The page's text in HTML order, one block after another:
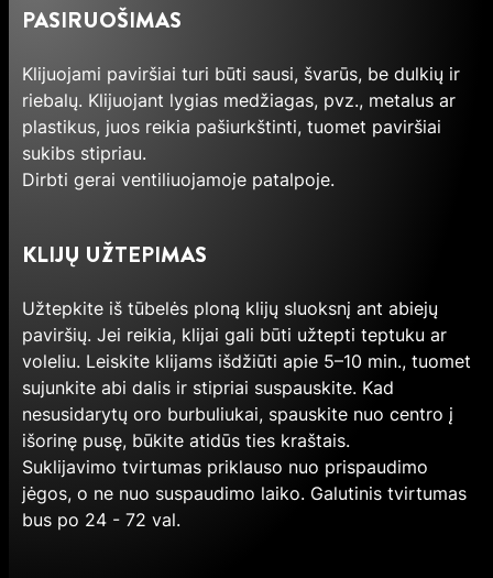
PASIRUOŠIMAS
Klijuojami paviršiai turi būti sausi, švarūs, be dulkių ir
riebalų. Klijuojant lygias medžiagas, pvz., metalus ar
plastikus, juos reikia pašiurkštinti, tuomet paviršiai
sukibs stipriau.
Dirbti gerai ventiliuojamoje patalpoje.
KLIJŲ UŽTEPIMAS
Užtepkite iš tūbelės ploną klijų sluoksnį ant abiejų
paviršių. Jei reikia, klijai gali būti užtepti teptuku ar
voleliu. Leiskite klijams išdžiūti apie 5–10 min., tuomet
sujunkite abi dalis ir stipriai suspauskite. Kad
nesusidarytų oro burbuliukai, spauskite nuo centro į
išorinę pusę, būkite atidūs ties kraštais.
Suklijavimo tvirtumas priklauso nuo prispaudimo
jėgos, o ne nuo suspaudimo laiko. Galutinis tvirtumas
bus po 24 - 72 val.